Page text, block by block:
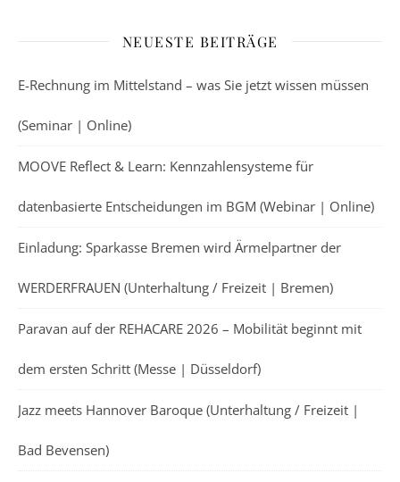
NEUESTE BEITRÄGE
E-Rechnung im Mittelstand – was Sie jetzt wissen müssen
(Seminar | Online)
MOOVE Reflect & Learn: Kennzahlensysteme für
datenbasierte Entscheidungen im BGM (Webinar | Online)
Einladung: Sparkasse Bremen wird Ärmelpartner der
WERDERFRAUEN (Unterhaltung / Freizeit | Bremen)
Paravan auf der REHACARE 2026 – Mobilität beginnt mit
dem ersten Schritt (Messe | Düsseldorf)
Jazz meets Hannover Baroque (Unterhaltung / Freizeit |
Bad Bevensen)